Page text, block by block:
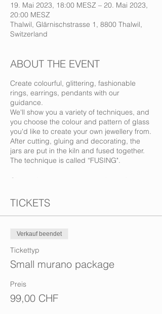
19. Mai 2023, 18:00 MESZ – 20. Mai 2023,
20:00 MESZ
Thalwil, Glärnischstrasse 1, 8800 Thalwil,
Switzerland
ABOUT THE EVENT
Create colourful, glittering, fashionable
rings, earrings, pendants with our
guidance.
We'll show you a variety of techniques, and
you choose the colour and pattern of glass
you'd like to create your own jewellery from.
After cutting, gluing and decorating, the
jars are put in the kiln and fused together.
The technique is called “FUSING".
Choose between our two packages!
yourself and make less jewellery, or you
This pack contains 3 pieces of glass
jewellery a mix of rings, earrings, pendants
and bracelet (the metal base for the
bracelet costs 10 CHF extra).
Duration: 2 hours.
Ticket price: 99 CHF includes all materials,
TICKETS
Verkauf beendet
Tickettyp
Small murano package
Preis
99,00 CHF